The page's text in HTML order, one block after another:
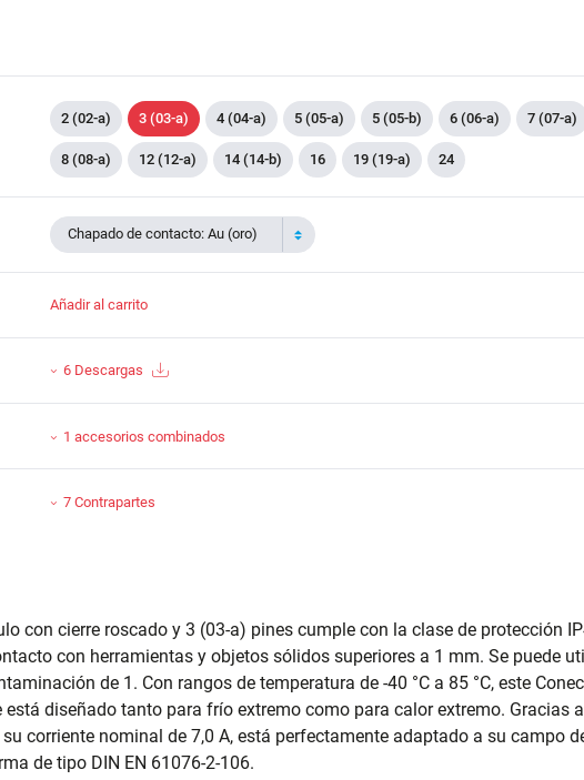
2 (02-a) 3 (03-a) 4 (04-a) 5 (05-a) 5 (05-b) 6 (06-a) 7 (07-a)
8 (08-a) 12 (12-a) 14 (14-b) 16 19 (19-a) 24
Chapado de contacto: Au (oro)
Añadir al carrito
6 Descargas
1 accesorios combinados
7 Contrapartes
con cierre roscado y 3 (03-a) pines cumple con la clase de protección
con herramientas y objetos sólidos superiores a 1 mm. Se puede
de 1. Con rangos de temperatura de -40 °C a 85 °C, este
diseñado tanto para frío extremo como para calor extremo. Gracias
corriente nominal de 7,0 A, está perfectamente adaptado a su campo
de tipo DIN EN 61076-2-106.